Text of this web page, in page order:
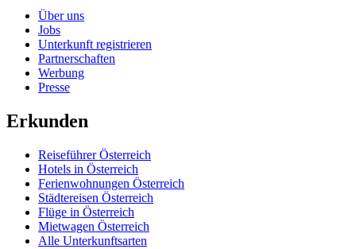
Über uns
Jobs
Unterkunft registrieren
Partnerschaften
Werbung
Presse
Erkunden
Reiseführer Österreich
Hotels in Österreich
Ferienwohnungen Österreich
Städtereisen Österreich
Flüge in Österreich
Mietwagen Österreich
Alle Unterkunftsarten